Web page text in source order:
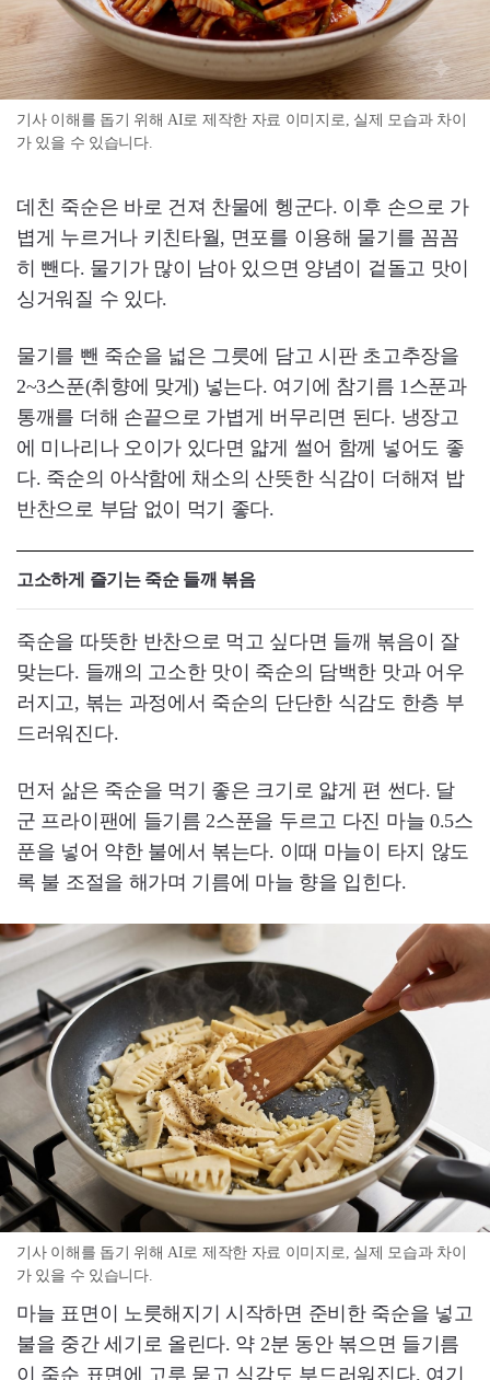
기사 이해를 돕기 위해 AI로 제작한 자료 이미지로, 실제 모습과 차이
가 있을 수 있습니다.
데친 죽순은 바로 건져 찬물에 헹군다. 이후 손으로 가
볍게 누르거나 키친타월, 면포를 이용해 물기를 꼼꼼
히 뺀다. 물기가 많이 남아 있으면 양념이 겉돌고 맛이
싱거워질 수 있다.
물기를 뺀 죽순을 넓은 그릇에 담고 시판 초고추장을
2~3스푼(취향에 맞게) 넣는다. 여기에 참기름 1스푼과
통깨를 더해 손끝으로 가볍게 버무리면 된다. 냉장고
에 미나리나 오이가 있다면 얇게 썰어 함께 넣어도 좋
다. 죽순의 아삭함에 채소의 산뜻한 식감이 더해져 밥
반찬으로 부담 없이 먹기 좋다.
고소하게 즐기는 죽순 들깨 볶음
죽순을 따뜻한 반찬으로 먹고 싶다면 들깨 볶음이 잘
맞는다. 들깨의 고소한 맛이 죽순의 담백한 맛과 어우
러지고, 볶는 과정에서 죽순의 단단한 식감도 한층 부
드러워진다.
먼저 삶은 죽순을 먹기 좋은 크기로 얇게 편 썬다. 달
군 프라이팬에 들기름 2스푼을 두르고 다진 마늘 0.5스
푼을 넣어 약한 불에서 볶는다. 이때 마늘이 타지 않도
록 불 조절을 해가며 기름에 마늘 향을 입힌다.
기사 이해를 돕기 위해 AI로 제작한 자료 이미지로, 실제 모습과 차이
가 있을 수 있습니다.
마늘 표면이 노릇해지기 시작하면 준비한 죽순을 넣고
불을 중간 세기로 올린다. 약 2분 동안 볶으면 들기름
이 죽순 표면에 고루 묻고 식감도 부드러워진다. 여기